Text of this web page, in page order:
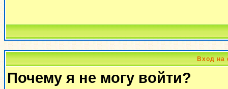
Вход на
Почему я не могу войти?